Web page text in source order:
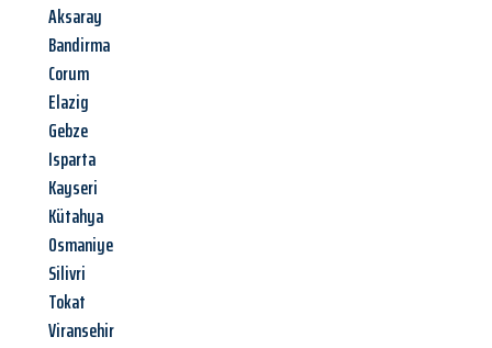
Aksaray
Bandirma
Corum
Elazig
Gebze
Isparta
Kayseri
Kütahya
Osmaniye
Silivri
Tokat
Viransehir